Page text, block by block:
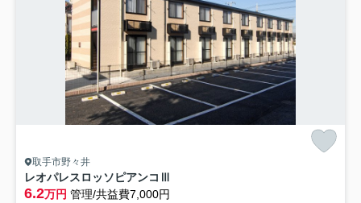
取手市野々井
レオパレスロッソピアンコⅢ
6.2万円 管理/共益費7,000円